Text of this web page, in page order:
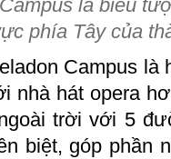
là biểu
phía Tây của
Campus là
nhà hát opera
trời với 5
biệt, góp phần